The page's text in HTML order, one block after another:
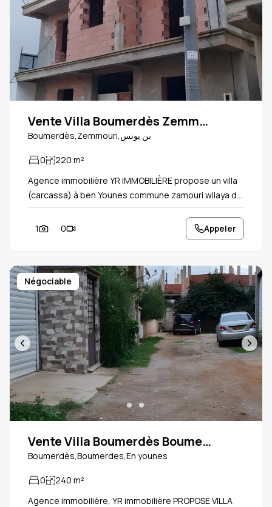
Vente Villa Boumerdès Zemmouri
Boumerdès,Zemmouri,بن يونس
0 220 m²
Agence immobilière YR IMMOBILIÈRE propose un villa
(carcassa) à ben Younes commune zamouri wilaya de
boumerdés ✅ proche a la plage 🏖️ 🏝️ ✅ proche
primaire et cem ✅ Proche de toutes commodités. ✅
le constructions sur plan Architecture ✅ Livre 📕 avec
1 0 Appeler
Négociable
Vente Villa Boumerdès Boumerdes
Boumerdès,Boumerdes,En younes
0 240 m²
Agence immobilière, YR immobilière PROPOSE VILLA